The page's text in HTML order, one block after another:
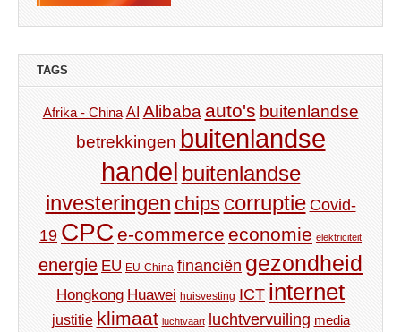
TAGS
Afrika - China AI Alibaba auto's buitenlandse
betrekkingen buitenlandse
handel buitenlandse
investeringen chips corruptie Covid-
19 CPC e-commerce economie elektriciteit
energie EU EU-China financiën gezondheid
Hongkong Huawei huisvesting ICT internet
justitie klimaat luchtvaart luchtvervuiling media